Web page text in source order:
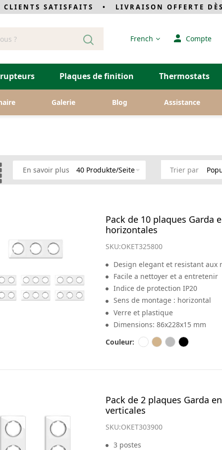
SATISFAITS • LIVRAISON OFFERTE DÈS
Langue
French Compte
Plaques de finition Thermostats
Galerie Blog Assistance
En savoir plus Trier par
Pack de 10 plaques Garda
horizontales
SKU:OKET325800
Design elegant et resistant aux
Facile a nettoyer et a entretenir
Indice de protection IP20
Sens de montage : horizontal
Verre et plastique
Dimensions: 86x228x15 mm
Couleur:
Pack de 2 plaques Garda
verticales
SKU:OKET303900
3 postes